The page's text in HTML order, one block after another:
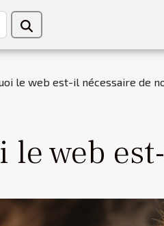
le web est-il nécessaire de
le web